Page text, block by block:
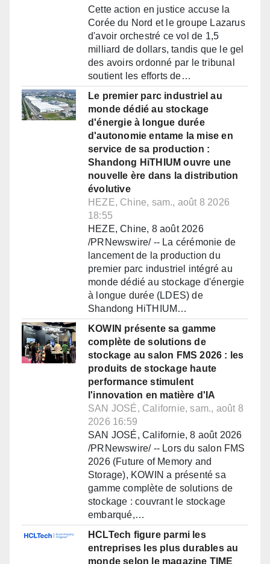
Cette action en justice accuse la
Corée du Nord et le groupe Lazarus
d'avoir orchestré ce vol de 1,5
milliard de dollars, tandis que le gel
des avoirs ordonné par le tribunal
soutient les efforts de…
Le premier parc industriel au
monde dédié au stockage
d'énergie à longue durée
d'autonomie entame la mise en
service de sa production :
Shandong HiTHIUM ouvre une
nouvelle ère dans la distribution
évolutive
HEZE, Chine, sam., août 8 2026
18:55
HEZE, Chine, 8 août 2026
/PRNewswire/ -- La cérémonie de
lancement de la production du
premier parc industriel intégré au
monde dédié au stockage d'énergie
à longue durée (LDES) de
Shandong HiTHIUM…
KOWIN présente sa gamme
complète de solutions de
stockage au salon FMS 2026 : les
produits de stockage haute
performance stimulent
l'innovation en matière d'IA
SAN JOSÉ, Californie, sam., août 8
2026 16:59
SAN JOSÉ, Californie, 8 août 2026
/PRNewswire/ -- Lors du salon FMS
2026 (Future of Memory and
Storage), KOWIN a présenté sa
gamme complète de solutions de
stockage : couvrant le stockage
embarqué,…
HCLTech figure parmi les
entreprises les plus durables au
monde selon le magazine TIME